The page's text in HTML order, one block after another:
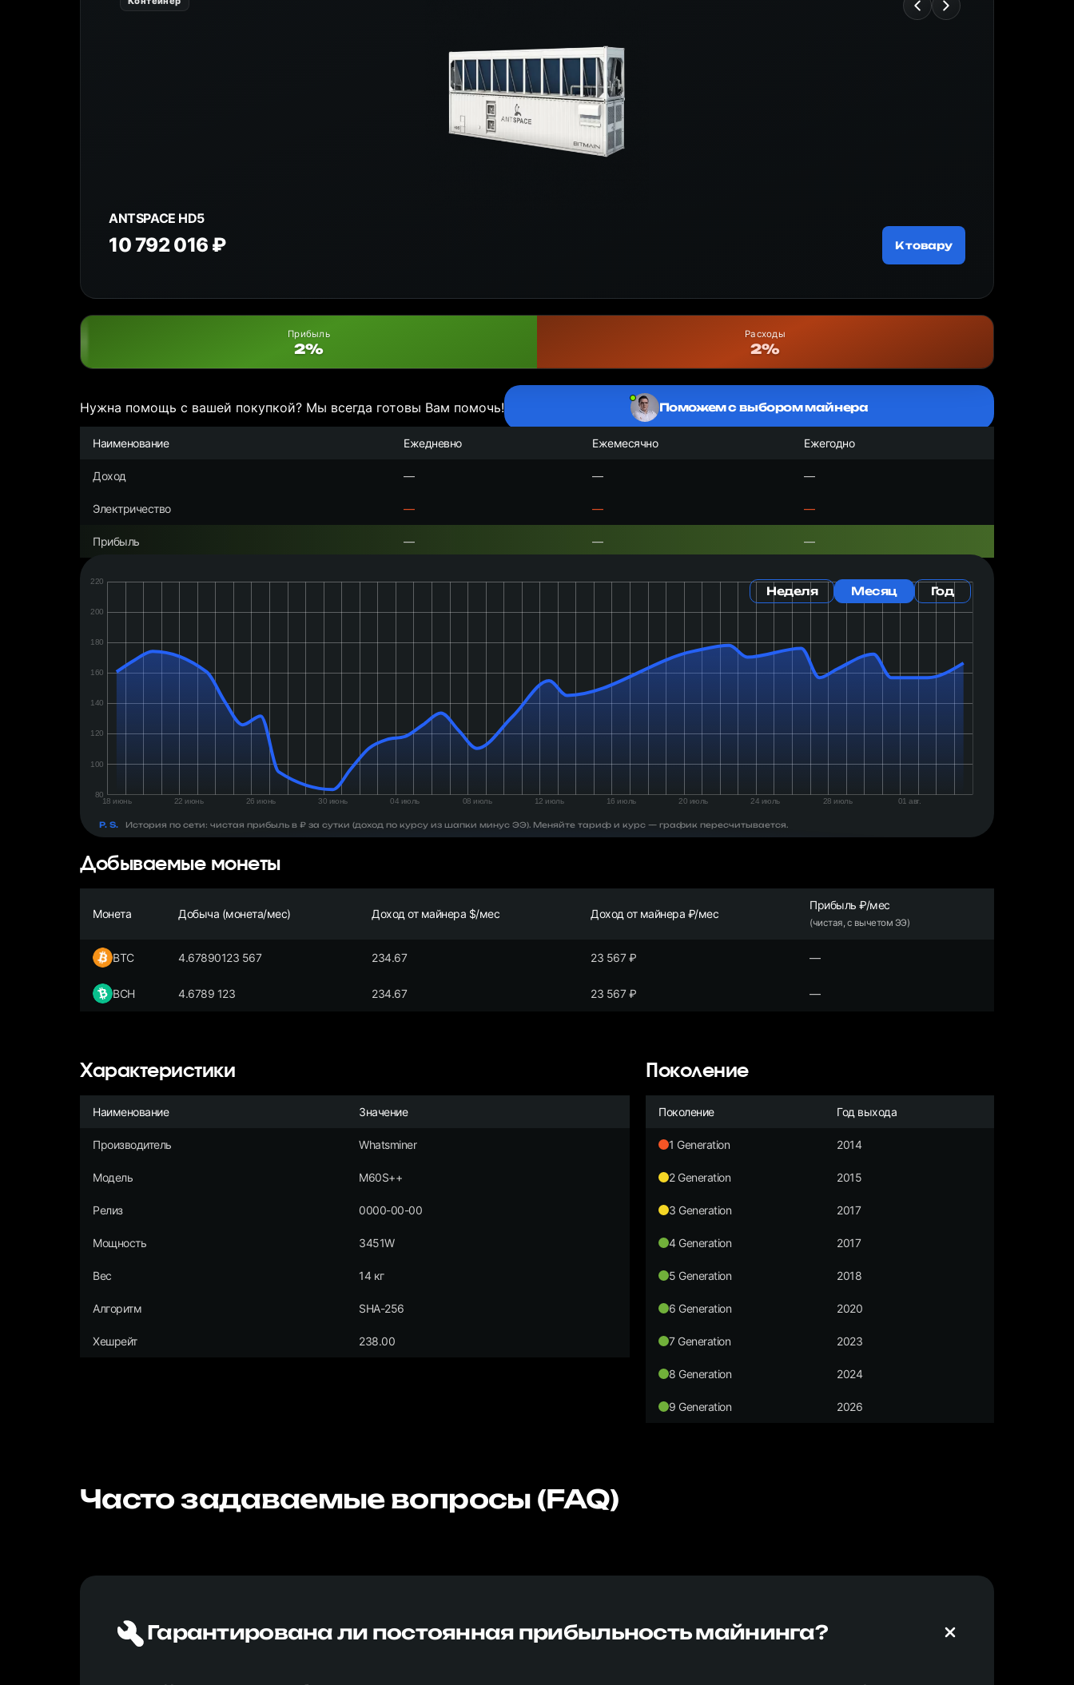
ANTSPACE HD5
10 792 016 ₽ К товару
Прибыль
2%
Расходы
2%
Нужна помощь с вашей покупкой? Мы всегда готовы Вам помочь! Поможем с выбором майнера
Наименование Ежедневно Ежемесячно Ежегодно
Доход — — —
Электричество — — —
Прибыль — — —
Дата:
прибыль/
₽
Неделя Месяц Год
P. S. История по сети: чистая прибыль в ₽ за сутки (доход по курсу из шапки минус ЭЭ). Меняйте тариф и курс — график пересчитывается.
Добываемые монеты
Монета Добыча (монета/мес) Доход от майнера $/мес Доход от майнера ₽/мес
Прибыль ₽/мес
(чистая, с вычетом ЭЭ)
BTC 4.67890123 567 234.67 23 567₽ —
BCH 4.6789 123 234.67 23 567₽ —
Характеристики
Наименование Значение
Производитель Whatsminer
Модель M60S++
Релиз 0000-00-00
Мощность 3451W
Вес 14 кг
Алгоритм SHA-256
Хешрейт 238.00
Поколение
Поколение Год выхода
1 Generation 2014
2 Generation 2015
3 Generation 2017
4 Generation 2017
5 Generation 2018
6 Generation 2020
7 Generation 2023
8 Generation 2024
9 Generation 2026
Часто задаваемые вопросы (FAQ)
Гарантирована ли постоянная прибыльность майнинга?